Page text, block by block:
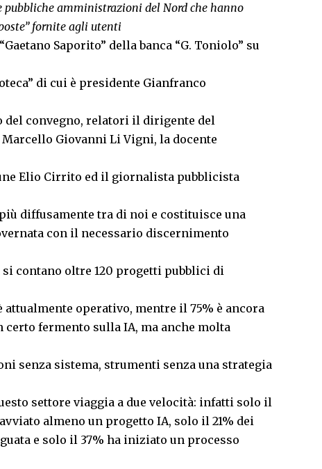
pubbliche amministrazioni del Nord che hanno
fornite agli utenti
Saporito” della banca “G. Toniolo” su
di cui è presidente Gianfranco
del convegno, relatori il dirigente del
Giovanni Li Vigni, la docente
Elio Cirrito ed il giornalista pubblicista
diffusamente tra di noi e costituisce una
con il necessario discernimento
contano oltre 120 progetti pubblici di
operativo, mentre il 75% è ancora
certo fermento sulla IA, ma anche molta
senza sistema, strumenti senza una strategia
settore viaggia a due velocità: infatti solo il
almeno un progetto IA, solo il 21% dei
e solo il 37% ha iniziato un processo